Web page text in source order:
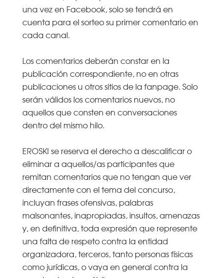
una vez en Facebook, solo se tendrá en
cuenta para el sorteo su primer comentario en
cada canal.
Los comentarios deberán constar en la
publicación correspondiente, no en otras
publicaciones u otros sitios de la fanpage. Solo
serán válidos los comentarios nuevos, no
aquellos que consten en conversaciones
dentro del mismo hilo.
EROSKI se reserva el derecho a descalificar o
eliminar a aquellos/as participantes que
remitan comentarios que no tengan que ver
directamente con el tema del concurso,
incluyan frases ofensivas, palabras
malsonantes, inapropiadas, insultos, amenazas
y, en definitiva, toda expresión que represente
una falta de respeto contra la entidad
organizadora, terceros, tanto personas físicas
como jurídicas, o vaya en general contra la